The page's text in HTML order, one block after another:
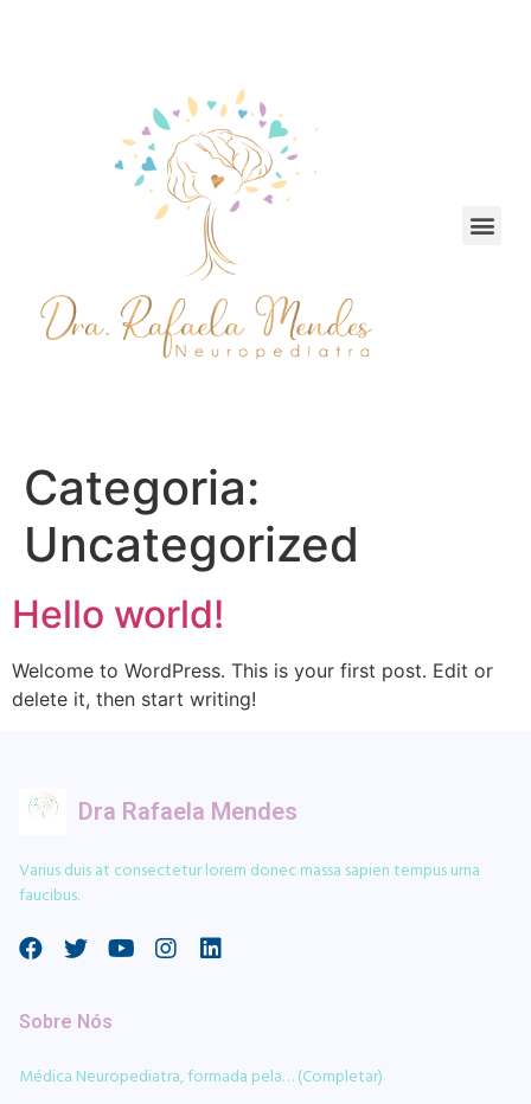
Categoria:
Uncategorized
Hello world!
Welcome to WordPress. This is your first post. Edit or
delete it, then start writing!
Dra Rafaela Mendes
Varius duis at consectetur lorem donec massa sapien tempus urna
faucibus.
Sobre Nós
Médica Neuropediatra, formada pela… (Completar)